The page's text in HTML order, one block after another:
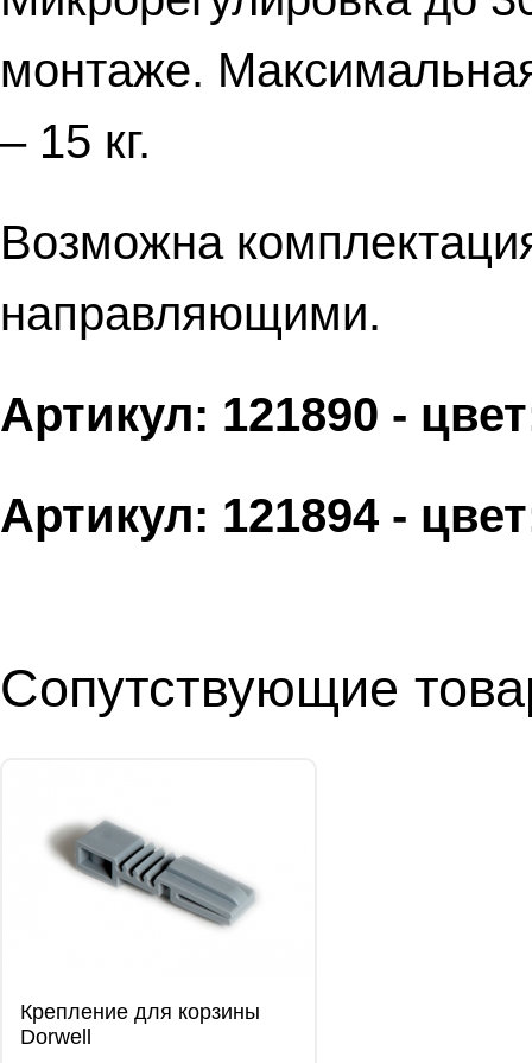
монтаже.
– 15 кг.
Возможна
направляющими.
Артикул: 121890 -
Артикул: 121894 -
Сопутствующие
Крепление для корзины
Dorwell